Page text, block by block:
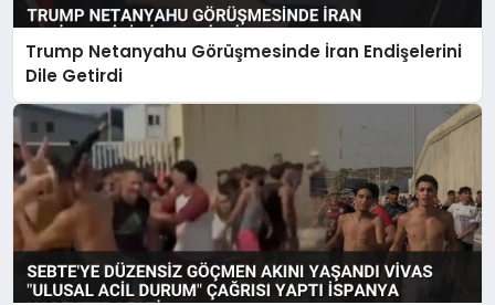
Trump Netanyahu Görüşmesinde İran Endişelerini
Dile Getirdi